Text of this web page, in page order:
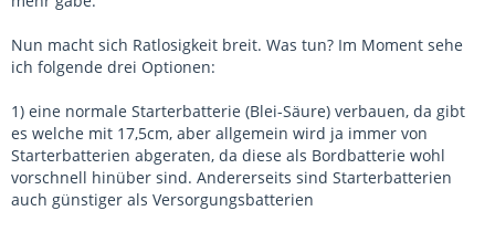
Nun macht sich Ratlosigkeit breit. Was tun? Im Moment sehe
ich folgende drei Optionen:
1) eine normale Starterbatterie (Blei-Säure) verbauen, da gibt
es welche mit 17,5cm, aber allgemein wird ja immer von
Starterbatterien abgeraten, da diese als Bordbatterie wohl
vorschnell hinüber sind. Andererseits sind Starterbatterien
auch günstiger als Versorgungsbatterien